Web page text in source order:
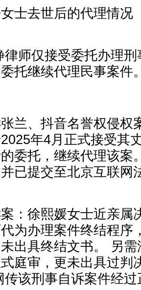
女士去世后的代理情
律师仅接受委托办理
托继续代理民事案件
兰、抖音名誉权侵权
年4月正式接受其
委托，继续代理该案
已提交至北京互联网
：徐熙媛女士近亲属
为办理案件终结程序
出具终结文书。 另
庭审，更未出具过判
传该刑事自诉案件经